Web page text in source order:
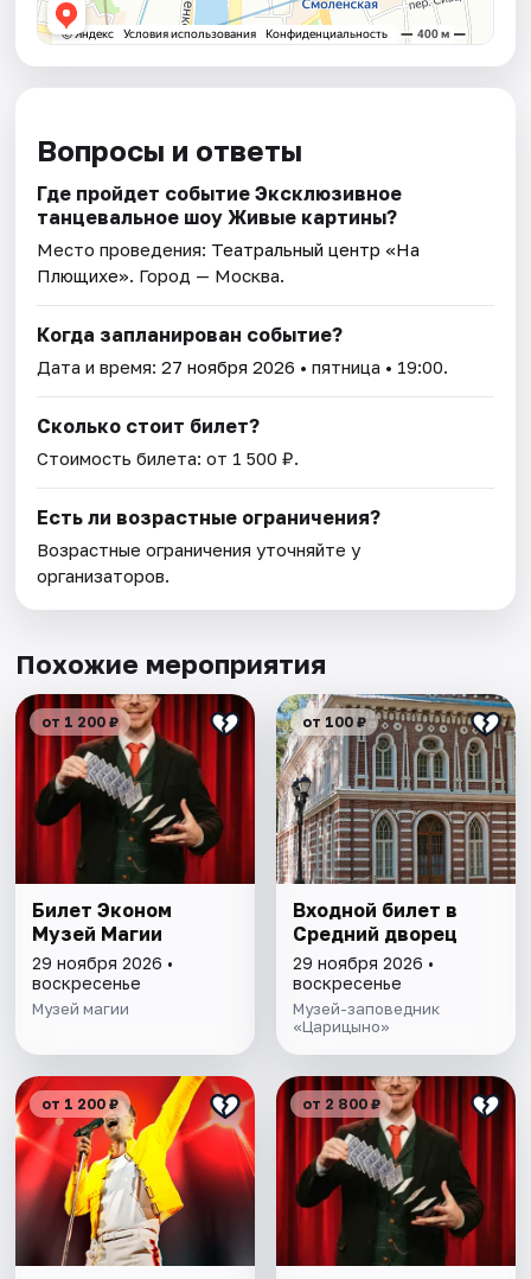
Вопросы и ответы
Где пройдет событие Эксклюзивное
танцевальное шоу Живые картины?
Место проведения: Театральный центр «На
Плющихе». Город — Москва.
Когда запланирован событие?
Дата и время:27 ноября 2026 • пятница • 19:00.
Сколько стоит билет?
Стоимость билета: от 1 500 ₽.
Есть ли возрастные ограничения?
Возрастные ограничения уточняйте у
организаторов.
Похожие мероприятия
от 1 200 ₽
Билет Эконом
Музей Магии
29 ноября 2026 •
воскресенье
Музей магии
от 100 ₽
Входной билет в
Средний дворец
29 ноября 2026 •
воскресенье
Музей-заповедник
«Царицыно»
от 1 200 ₽ от 2 800 ₽